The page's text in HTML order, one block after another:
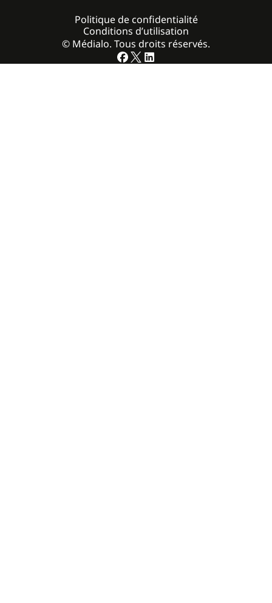
© Médialo. Tous droits réservés.
Politique de confidentialité
Conditions d’utilisation